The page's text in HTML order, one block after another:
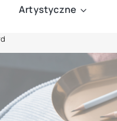
Artystyczne